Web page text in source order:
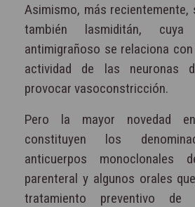
Asimismo, más recientemente,
también lasmiditán,
antimigrañoso se relaciona
actividad de las neuronas
provocar vasoconstricción.
Pero la mayor novedad
constituyen los
anticuerpos monoclonales
parenteral y algunos orales
tratamiento preventivo